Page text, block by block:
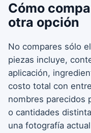
Cómo
otra opción
No compares sólo
piezas incluye,
aplicación,
costo total con
nombres parecidos
o cantidades
una fotografía